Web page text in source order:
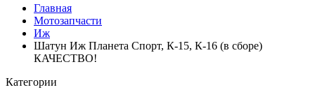
Главная
Мотозапчасти
Иж
Шатун Иж Планета Спорт, К-15, К-16 (в сборе)
КАЧЕСТВО!
Категории